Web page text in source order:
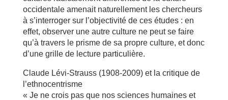
occidentale amenait naturellement les chercheurs
à s’interroger sur l’objectivité de ces études : en
effet, observer une autre culture ne peut se faire
qu’à travers le prisme de sa propre culture, et donc
d’une grille de lecture particulière.
Claude Lévi-Strauss (1908-2009) et la critique de
l’ethnocentrisme
« Je ne crois pas que nos sciences humaines et